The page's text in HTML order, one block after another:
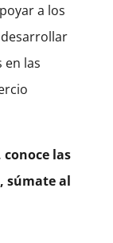
a los
en las
conoce las
súmate al